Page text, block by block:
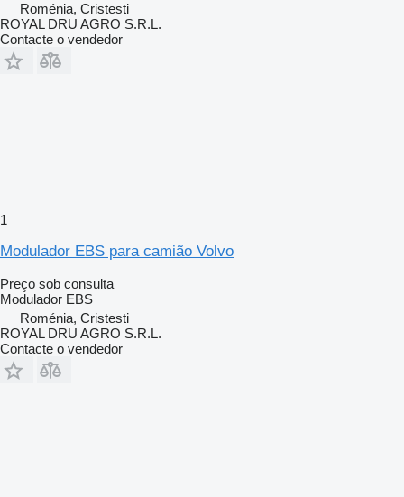
Roménia, Cristesti
ROYAL DRU AGRO S.R.L.
Contacte o vendedor
1
Modulador EBS para camião Volvo
Preço sob consulta
Modulador EBS
Roménia, Cristesti
ROYAL DRU AGRO S.R.L.
Contacte o vendedor